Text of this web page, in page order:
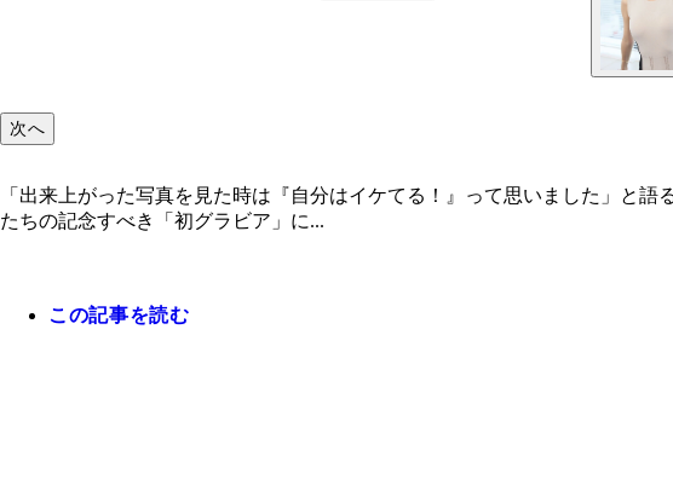
次へ
「出来上がった写真を見た時は『自分はイケてる！』って思いました」と
たちの記念すべき「初グラビア」に...
この記事を読む